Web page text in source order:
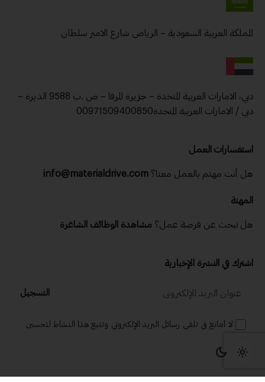
المملكة العربية السعودية – الرياض شارع الامير سلطان
دبي، الامارات العربية المتحدة – جزيرة المرفا – ص .ب 9588 الديرة –
دبي / الامارات العربية المتحدة00971509400850
استفسارات العمل
هل أنت مهتم بالعمل معنا؟ info@materialdrive.com
المهنة
هل تبحث عن فرصة عمل؟ مشاهدة الوظائف الشاغرة
اشترك في النشرة الإخبارية
التسجيل
لا أمانع في تلقي رسائل البريد الإلكتروني وتتبع هذا النشاط لتحسين